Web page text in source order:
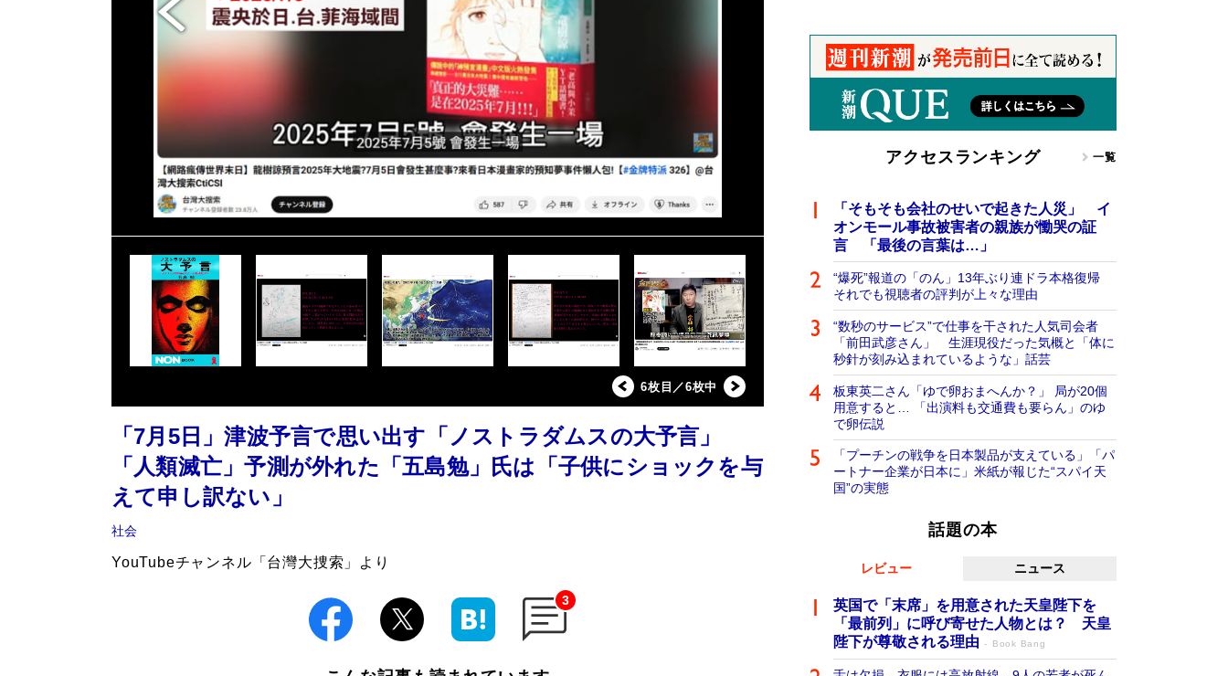
6枚目／6枚中
「7月5日」津波予言で思い出す「ノストラダムスの大予言」
「人類滅亡」予測が外れた「五島勉」氏は「子供にショックを与
えて申し訳ない」
社会
YouTubeチャンネル「台灣大捜索」より
3
アクセスランキング 一覧
「そもそも会社のせいで起きた人災」 イ
オンモール事故被害者の親族が慟哭の証
言 「最後の言葉は…」
“爆死”報道の「のん」13年ぶり連ドラ本格復帰
それでも視聴者の評判が上々な理由
“数秒のサービス”で仕事を干された人気司会者
「前田武彦さん」 生涯現役だった気概と「体に
秒針が刻み込まれているような」話芸
板東英二さん「ゆで卵おまへんか？」 局が20個
用意すると… 「出演料も交通費も要らん」のゆ
で卵伝説
「プーチンの戦争を日本製品が支えている」「パ
ートナー企業が日本に」米紙が報じた“スパイ天
国”の実態
話題の本
レビュー ニュース
英国で「末席」を用意された天皇陛下を
「最前列」に呼び寄せた人物とは？ 天皇
陛下が尊敬される理由
Book Bang